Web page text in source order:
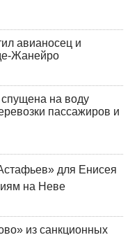
авианосец и
Жанейро
на воду
пассажиров и
для Енисея
на Неве
из санкционных